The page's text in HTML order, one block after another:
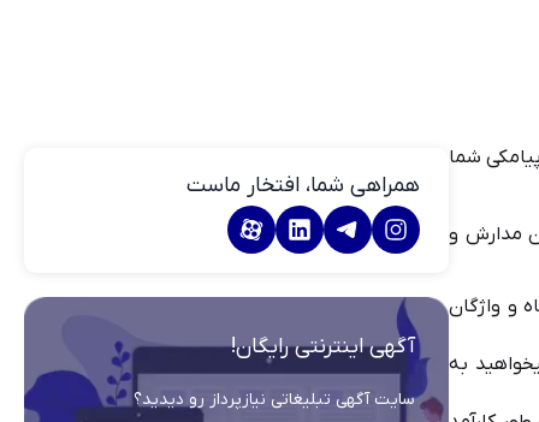
شما
مدارش و
و واژگان
به
همراهی شما، افتخار ماست
آگهی اینترنتی رایگان!
سایت آگهی تبلیغاتی نیازپرداز رو دیدید؟